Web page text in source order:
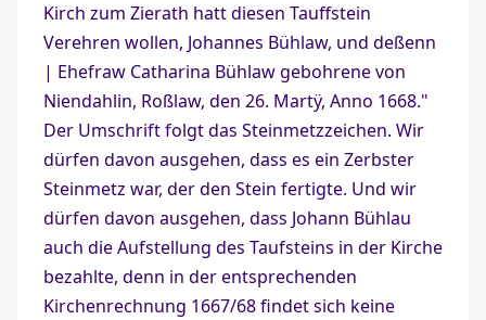
Kirch zum Zierath hatt diesen Tauffstein
Verehren wollen, Johannes Bühlaw, und deßenn
| Ehefraw Catharina Bühlaw gebohrene von
Niendahlin, Roßlaw, den 26. Martÿ, Anno 1668."
Der Umschrift folgt das Steinmetzzeichen. Wir
dürfen davon ausgehen, dass es ein Zerbster
Steinmetz war, der den Stein fertigte. Und wir
dürfen davon ausgehen, dass Johann Bühlau
auch die Aufstellung des Taufsteins in der Kirche
bezahlte, denn in der entsprechenden
Kirchenrechnung 1667/68 findet sich keine